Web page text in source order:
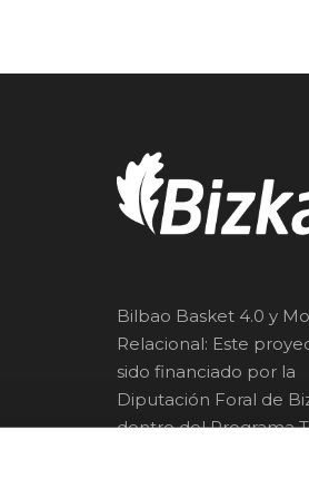
Bilbao Basket 4.0 y
Relacional: Este
sido financiado por la
Diputación Foral de
dentro del Programa